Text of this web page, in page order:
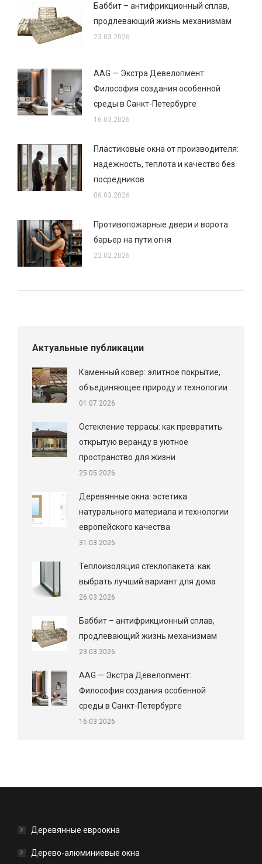
Баббит – антифрикционный сплав,
продлевающий жизнь механизмам
23.03.2026
AAG — Экстра Девелопмент:
Философия создания особенной
среды в Санкт-Петербурге
16.03.2026
Пластиковые окна от производителя:
надежность, теплота и качество без
посредников
06.03.2026
Противопожарные двери и ворота:
барьер на пути огня
22.02.2026
Актуальные публикации
Каменный ковер: элитное покрытие,
объединяющее природу и технологии
01.07.2026
Остекление террасы: как превратить
открытую веранду в уютное
пространство для жизни
25.05.2026
Деревянные окна: эстетика
натурального материала и технологии
европейского качества
31.03.2026
Теплоизоляция стеклопакета: как
выбрать лучший вариант для дома
26.03.2026
Баббит – антифрикционный сплав,
продлевающий жизнь механизмам
23.03.2026
AAG — Экстра Девелопмент:
Философия создания особенной
среды в Санкт-Петербурге
16.03.2026
Деревянные евроокна
Дерево-алюминиевые окна